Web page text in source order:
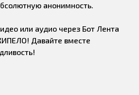
анонимность.
или аудио через Бот Лента
Давайте вместе